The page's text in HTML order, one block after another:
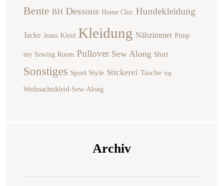
Bente BH Dessous Home Chic Hundekleidung
Jacke Jeans Kleid Kleidung Nähzimmer Pimp
my Sewing Room Pullover Sew Along Shirt
Sonstiges Sport Style Stickerei Tasche top
Weihnachtskleid-Sew-Along
Archiv